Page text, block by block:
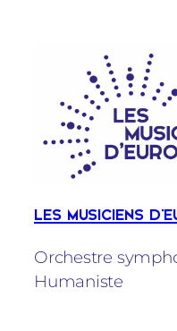
LES MUSICIENS
Orchestre
Humaniste